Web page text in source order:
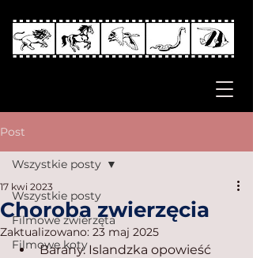
Post
Wszystkie posty
Filmowe zwierzęta
Filmowe koty
Wszystkie posty
Choroba zwierzęcia
17 kwi 2023
Zaktualizowano: 23 maj 2025
Barany. Islandzka opowieść